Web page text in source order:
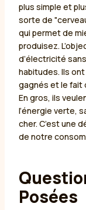
plus simple et
sorte de
qui permet de
produisez.
d’électricité
habitudes. Ils ont
gagnés et le fait
En gros, ils
l’énergie verte,
cher. C’est une
de notre
Posées